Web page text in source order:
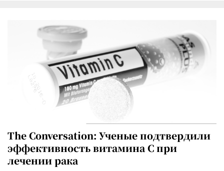
The Conversation: Ученые подтвердили
эффективность витамина C при
лечении рака